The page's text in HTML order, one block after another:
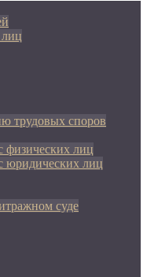
лиц
трудовых споров
физических лиц
юридических лиц
суде